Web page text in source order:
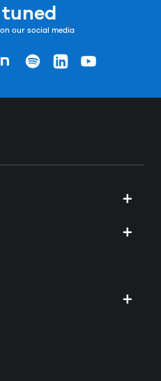
our social media
の
ジ
Goodpatchの
ページ
Goodpatchの
ページ
Goodpatchの
ページ
Goodpatchの
+
+
+